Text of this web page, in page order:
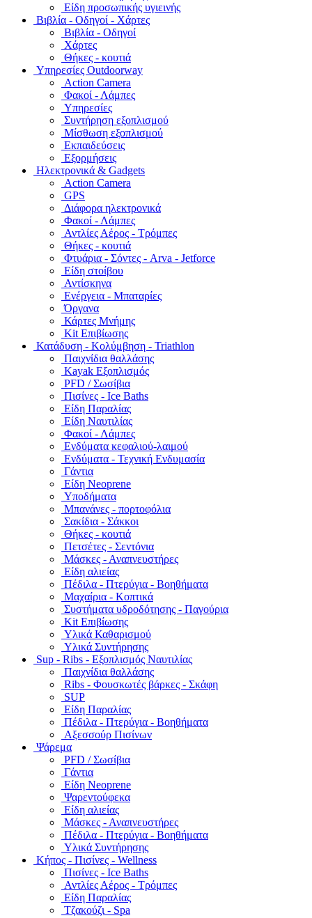
Είδη προσωπικής υγιεινής
Bιβλία - Οδηγοί - Χάρτες
Βιβλία - Οδηγοί
Χάρτες
Θήκες - κουτιά
Υπηρεσίες Outdoorway
Action Camera
Φακοί - Λάμπες
Υπηρεσίες
Συντήρηση εξοπλισμού
Μίσθωση εξοπλισμού
Εκπαιδεύσεις
Εξορμήσεις
Ηλεκτρονικά & Gadgets
Action Camera
GPS
Διάφορα ηλεκτρονικά
Φακοί - Λάμπες
Αντλίες Αέρος - Τρόμπες
Θήκες - κουτιά
Φτυάρια - Σόντες - Arva - Jetforce
Είδη στοίβου
Αντίσκηνα
Ενέργεια - Μπαταρίες
Όργανα
Κάρτες Μνήμης
Kit Επιβίωσης
Κατάδυση - Κολύμβηση - Triathlon
Παιχνίδια θαλλάσης
Kayak Εξοπλισμός
PFD / Σωσίβια
Πισίνες - Ice Baths
Είδη Παραλίας
Είδη Ναυτιλίας
Φακοί - Λάμπες
Ενδύματα κεφαλιού-λαιμού
Ενδύματα - Τεχνική Ενδυμασία
Γάντια
Είδη Neoprene
Υποδήματα
Μπανάνες - πορτοφόλια
Σακίδια - Σάκκοι
Θήκες - κουτιά
Πετσέτες - Σεντόνια
Μάσκες - Αναπνευστήρες
Είδη αλιείας
Πέδιλα - Πτερύγια - Βοηθήματα
Μαχαίρια - Κοπτικά
Συστήματα υδροδότησης - Παγούρια
Kit Επιβίωσης
Υλικά Καθαρισμού
Υλικά Συντήρησης
Sup - Ribs - Εξοπλισμός Ναυτιλίας
Παιχνίδια θαλλάσης
Ribs - Φουσκωτές βάρκες - Σκάφη
SUP
Είδη Παραλίας
Πέδιλα - Πτερύγια - Βοηθήματα
Αξεσσούρ Πισίνων
Ψάρεμα
PFD / Σωσίβια
Γάντια
Είδη Neoprene
Ψαρεντούφεκα
Είδη αλιείας
Μάσκες - Αναπνευστήρες
Πέδιλα - Πτερύγια - Βοηθήματα
Υλικά Συντήρησης
Κήπος - Πισίνες - Wellness
Πισίνες - Ice Baths
Αντλίες Αέρος - Τρόμπες
Είδη Παραλίας
Τζακούζι - Spa